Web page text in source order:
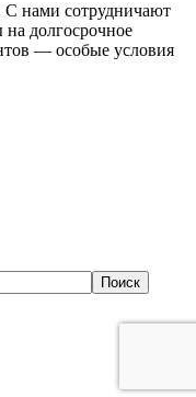
С нами сотрудничают
долгосрочное
— особые условия